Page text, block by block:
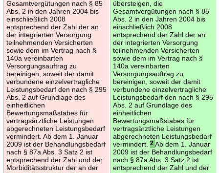
Gesamtvergütungen nach § 85
Abs. 2 in den Jahren 2004 bis
einschließlich 2008
entsprechend der Zahl der an
der integrierten Versorgung
teilnehmenden Versicherten
sowie dem im Vertrag nach §
140a vereinbarten
Versorgungsauftrag zu
bereinigen, soweit der damit
verbundene einzelvertragliche
Leistungsbedarf den nach § 295
Abs. 2 auf Grundlage des
einheitlichen
Bewertungsmaßstabes für
vertragsärztliche Leistungen
abgerechneten Leistungsbedarf
vermindert. Ab dem 1. Januar
2009 ist der Behandlungsbedarf
nach § 87a Abs. 3 Satz 2 ist
entsprechend der Zahl und der
Morbiditätsstruktur der an der
übersteigen, die
Gesamtvergütungen nach § 85
Abs. 2 in den Jahren 2004 bis
einschließlich 2008
entsprechend der Zahl der an
der integrierten Versorgung
teilnehmenden Versicherten
sowie dem im Vertrag nach §
140a vereinbarten
Versorgungsauftrag zu
bereinigen, soweit der damit
verbundene einzelvertragliche
Leistungsbedarf den nach § 295
Abs. 2 auf Grundlage des
einheitlichen
Bewertungsmaßstabes für
vertragsärztliche Leistungen
abgerechneten Leistungsbedarf
vermindert.
2 Ab dem 1. Januar
2009 ist der Behandlungsbedarf
nach § 87a Abs. 3 Satz 2 ist
entsprechend der Zahl und der